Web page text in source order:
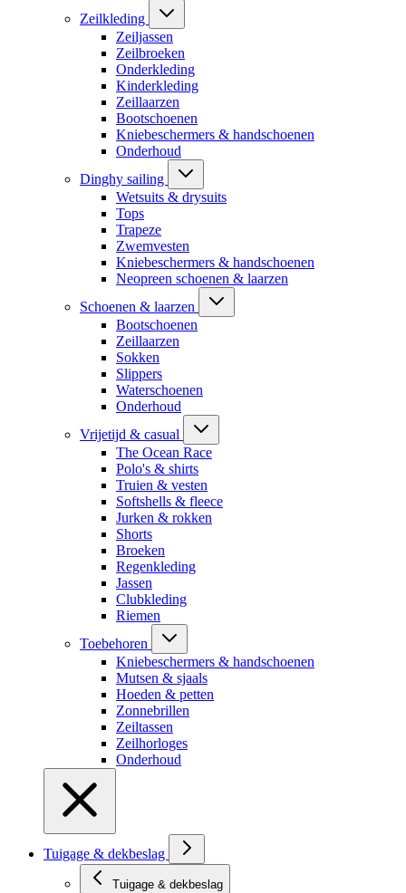
Zeilkleding
Zeiljassen
Zeilbroeken
Onderkleding
Kinderkleding
Zeillaarzen
Bootschoenen
Kniebeschermers & handschoenen
Onderhoud
Dinghy sailing
Wetsuits & drysuits
Tops
Trapeze
Zwemvesten
Kniebeschermers & handschoenen
Neopreen schoenen & laarzen
Schoenen & laarzen
Bootschoenen
Zeillaarzen
Sokken
Slippers
Waterschoenen
Onderhoud
Vrijetijd & casual
The Ocean Race
Polo's & shirts
Truien & vesten
Softshells & fleece
Jurken & rokken
Shorts
Broeken
Regenkleding
Jassen
Clubkleding
Riemen
Toebehoren
Kniebeschermers & handschoenen
Mutsen & sjaals
Hoeden & petten
Zonnebrillen
Zeiltassen
Zeilhorloges
Onderhoud
Tuigage & dekbeslag
Tuigage & dekbeslag